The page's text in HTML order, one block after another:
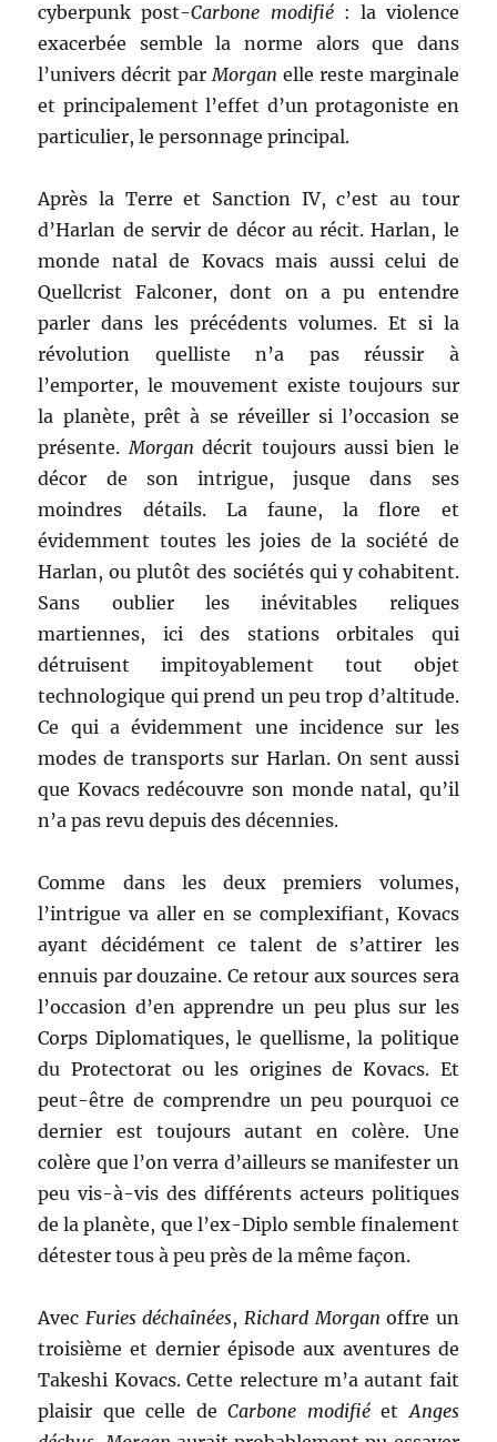
cyberpunk post-Carbone modifié: la violence
exacerbée semble la norme alors que dans
l’univers décrit parMorgan elle reste marginale
et principalement l’effet d’un protagoniste en
particulier, le personnage principal.
Après la Terre et Sanction IV, c’est au tour
d’Harlan de servir de décor au récit. Harlan, le
monde natal de Kovacs mais aussi celui de
Quellcrist Falconer, dont on a pu entendre
parler dans les précédents volumes. Et si la
révolution quelliste n’a pas réussir à
l’emporter, le mouvement existe toujours sur
la planète, prêt à se réveiller si l’occasion se
présente.Morgan décrit toujours aussi bien le
décor de son intrigue, jusque dans ses
moindres détails. La faune, la flore et
évidemment toutes les joies de la société de
Harlan, ou plutôt des sociétés qui y cohabitent.
Sans oublier les inévitables reliques
martiennes, ici des stations orbitales qui
détruisent impitoyablement tout objet
technologique qui prend un peu trop d’altitude.
Ce qui a évidemment une incidence sur les
modes de transports sur Harlan. On sent aussi
que Kovacs redécouvre son monde natal, qu’il
n’a pas revu depuis des décennies.
Comme dans les deux premiers volumes,
l’intrigue va aller en se complexifiant, Kovacs
ayant décidément ce talent de s’attirer les
ennuis par douzaine. Ce retour aux sources sera
l’occasion d’en apprendre un peu plus sur les
Corps Diplomatiques, le quellisme, la politique
du Protectorat ou les origines de Kovacs. Et
peut-être de comprendre un peu pourquoi ce
dernier est toujours autant en colère. Une
colère que l’on verra d’ailleurs se manifester un
peu vis-à-vis des différents acteurs politiques
de la planète, que l’ex-Diplo semble finalement
détester tous à peu près de la même façon.
Avec Furies déchaînées, Richard Morgan offre un
troisième et dernier épisode aux aventures de
Takeshi Kovacs. Cette relecture m’a autant fait
plaisir que celle deCarbone modifiéetAnges